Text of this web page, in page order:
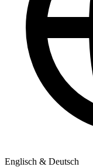
Englisch & Deutsch